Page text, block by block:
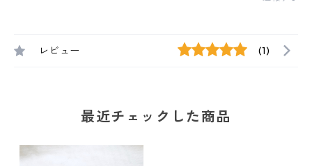
レビュー (1)
最近チェックした商品